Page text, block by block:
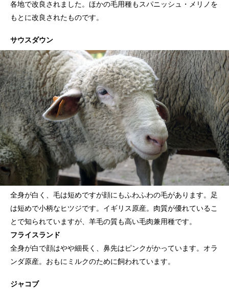
各地で改良されました。ほかの毛用種もスパニッシュ・メリノを
もとに改良されたものです。
サウスダウン
全身が白く、毛は短めですが顔にもふわふわの毛があります。足
は短めで小柄なヒツジです。イギリス原産。肉質が優れているこ
とで知られていますが、羊毛の質も高い毛肉兼用種です。
フライスランド
全身が白で顔はやや細長く、鼻先はピンクがかっています。オラ
ンダ原産。おもにミルクのために飼われています。
ジャコブ